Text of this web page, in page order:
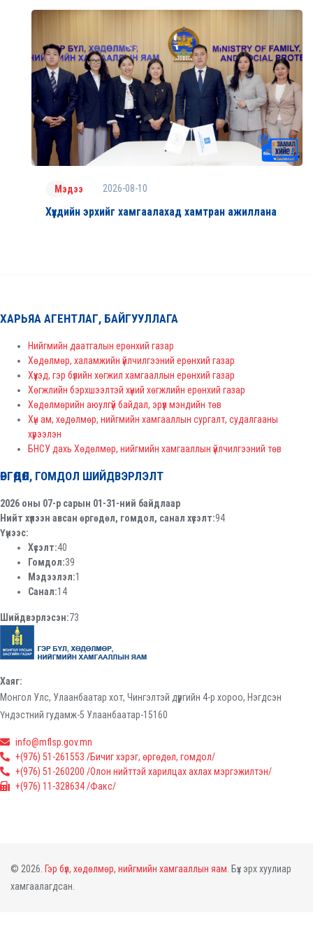
Мэдээ 2026-08-10
Хүүхдийн эрхийг хамгаалахад хамтран ажиллана
ХАРЬЯА АГЕНТЛАГ, БАЙГУУЛЛАГА
Нийгмийн даатгалын ерөнхий газар
Хөдөлмөр, халамжийн үйлчилгээний ерөнхий газар
Хүүхэд, гэр бүлийн хөгжил хамгааллын ерөнхий газар
Хөгжлийн бэрхшээлтэй хүний хөгжлийн ерөнхий газар
Хөдөлмөрийн аюулгүй байдал, эрүүл мэндийн төв
Хүн ам, хөдөлмөр, нийгмийн хамгааллын сургалт, судалгааны
хүрээлэн
БНСУ дахь Хөдөлмөр, нийгмийн хамгааллын үйлчилгээний төв
ӨРГӨДӨЛ, ГОМДОЛ ШИЙДВЭРЛЭЛТ
2026 оны 07-р сарын 01-31-ний байдлаар
Нийт хүлээн авсан өргөдөл, гомдол, санал хүсэлт:94
Үүнээс:
Хүсэлт:40
Гомдол:39
Мэдээлэл:1
Санал:14
Шийдвэрлэсэн:73
Хаяг:
Монгол Улс, Улаанбаатар хот, Чингэлтэй дүүргийн 4-р хороо, Нэгдсэн
Үндэстний гудамж-5 Улаанбаатар-15160
info@mflsp.gov.mn
+(976) 51-261553 /Бичиг хэрэг, өргөдөл, гомдол/
+(976) 51-260200 /Олон нийттэй харилцах ахлах мэргэжилтэн/
+(976) 11-328634 /Факс/
© 2026. Гэр бүл, хөдөлмөр, нийгмийн хамгааллын яам. Бүх эрх хуулиар
хамгаалагдсан.